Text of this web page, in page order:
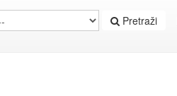
Pretraži